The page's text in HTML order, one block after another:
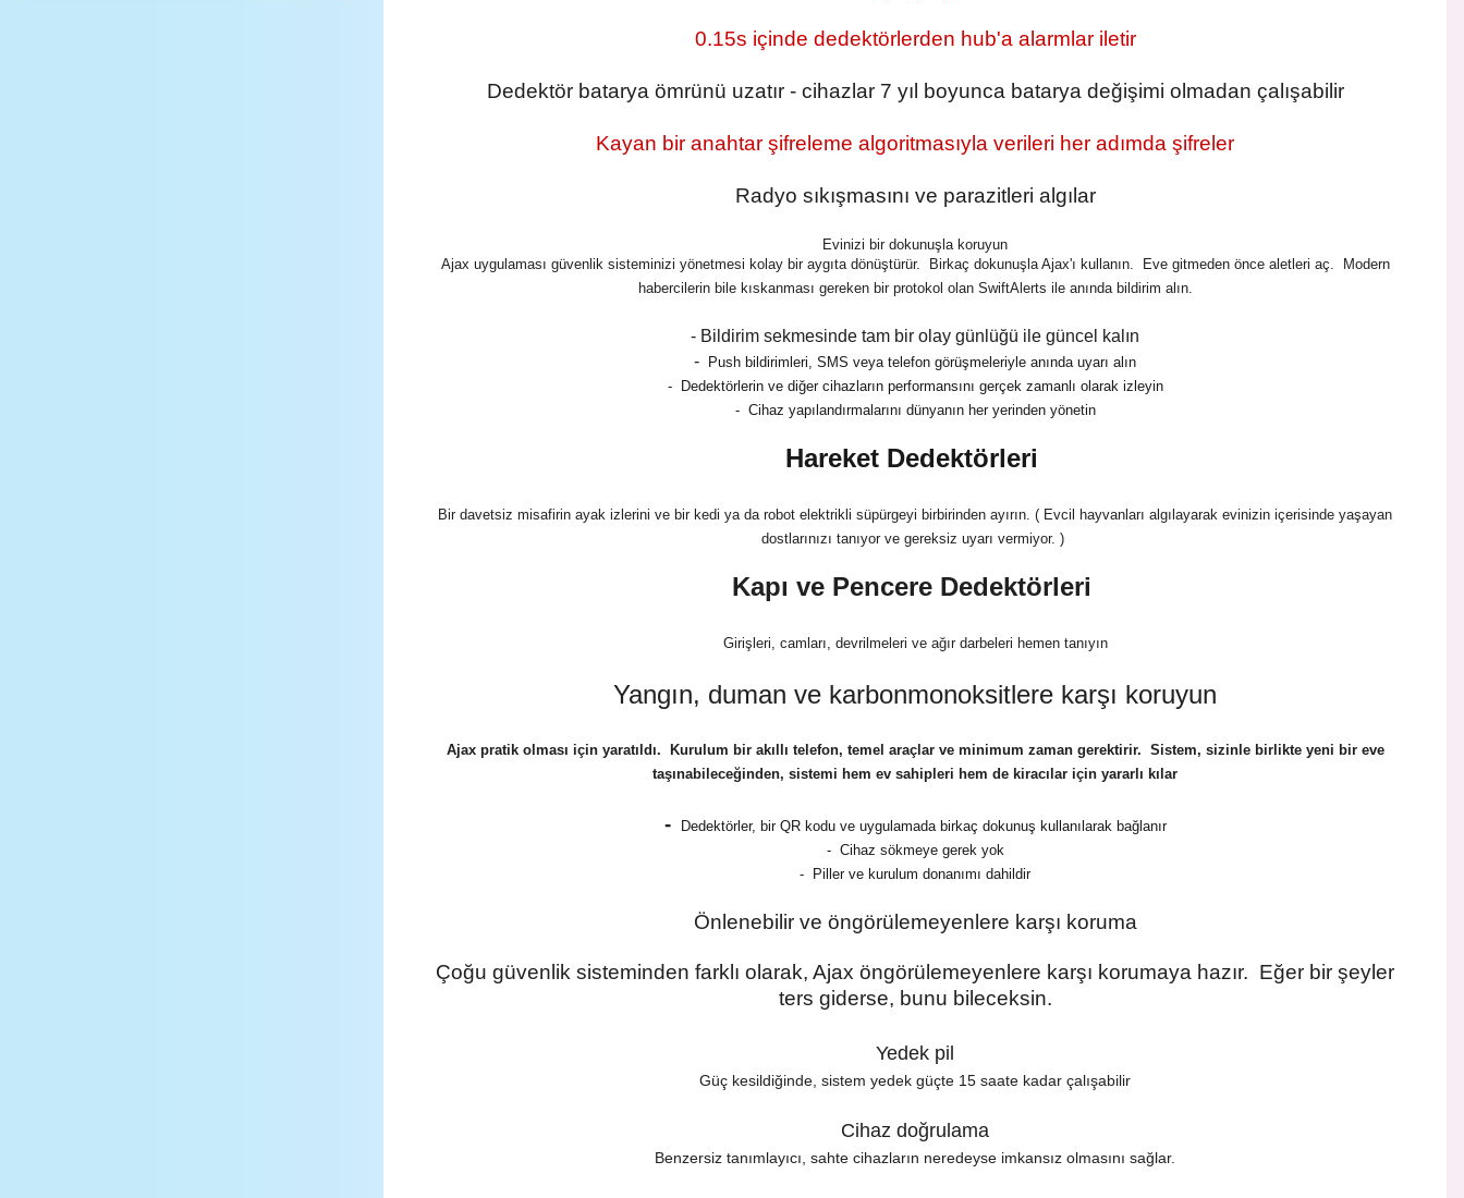
0.15s içinde dedektörlerden hub'a alarmlar iletir
Dedektör batarya ömrünü uzatır - cihazlar 7 yıl boyunca batarya değişimi olmadan çalışabilir
Kayan bir anahtar şifreleme algoritmasıyla verileri her adımda şifreler
Radyo sıkışmasını ve parazitleri algılar
Evinizi bir dokunuşla koruyun
Ajax uygulaması güvenlik sisteminizi yönetmesi kolay bir aygıta dönüştürür. Birkaç dokunuşla Ajax'ı kullanın. Eve gitmeden önce aletleri aç. Modern
habercilerin bile kıskanması gereken bir protokol olan SwiftAlerts ile anında bildirim alın.
- Bildirim sekmesinde tam bir olay günlüğü ile güncel kalın
-
Push bildirimleri, SMS veya telefon görüşmeleriyle anında uyarı alın
-
Dedektörlerin ve diğer cihazların performansını gerçek zamanlı olarak izleyin
- Cihaz yapılandırmalarını dünyanın her yerinden yönetin
Hareket Dedektörleri
Bir davetsiz misafirin ayak izlerini ve bir kedi ya da robot elektrikli süpürgeyi birbirinden ayırın. ( Evcil hayvanları algılayarak evinizin içerisinde yaşayan
dostlarınızı tanıyor ve gereksiz uyarı vermiyor. )
Kapı ve Pencere Dedektörleri
Girişleri, camları, devrilmeleri ve ağır darbeleri hemen tanıyın
Yangın, duman ve karbonmonoksitlere karşı koruyun
Ajax pratik olması için yaratıldı. Kurulum bir akıllı telefon, temel araçlar ve minimum zaman gerektirir. Sistem, sizinle birlikte yeni bir eve
taşınabileceğinden, sistemi hem ev sahipleri hem de kiracılar için yararlı kılar
-
Dedektörler, bir QR kodu ve uygulamada birkaç dokunuş kullanılarak bağlanır
- Cihaz sökmeye gerek yok
-
Piller ve kurulum donanımı dahildir
Önlenebilir ve öngörülemeyenlere karşı koruma
Çoğu güvenlik sisteminden farklı olarak, Ajax öngörülemeyenlere karşı korumaya hazır. Eğer bir şeyler
ters giderse, bunu bileceksin.
Yedek pil
Güç kesildiğinde, sistem yedek güçte 15 saate kadar çalışabilir
Cihaz doğrulama
Benzersiz tanımlayıcı, sahte cihazların neredeyse imkansız olmasını sağlar.